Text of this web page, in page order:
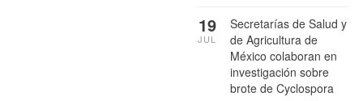
Secretarías de Salud y
de Agricultura de
México colaboran en
investigación sobre
brote de Cyclospora
19
JUL